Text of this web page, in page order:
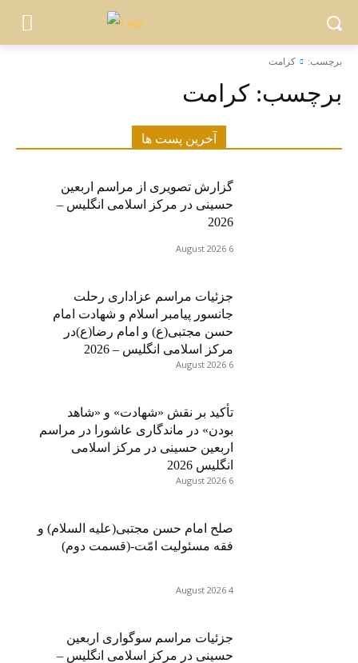
برچسب: کرامت
برچسب:کرامت
آخرین پست ها
گزارش تصویری از مراسم اربعین
حسینی در مرکز اسلامی انگلیس –
2026
6 August 2026
جزئیات مراسم عزاداری رحلت
جانسور پیامبر اسلام و شهادت امام
حسن مجتبی(ع) و امام رضا(ع)در
مرکز اسلامی انگلیس – 2026
6 August 2026
تأکید بر نقش «شهادت» و «شاهد
بودن» در ماندگاری عاشورا در مراسم
اربعین حسینی در مرکز اسلامی
انگلیس 2026
6 August 2026
صلح امام حسن مجتبی(علیه السلام) و
فقه مسئولیت امّت-(قسمت دوم)
4 August 2026
جزئیات مراسم سوگواری اربعین
حسینی در مرکز اسلامی انگلیس –